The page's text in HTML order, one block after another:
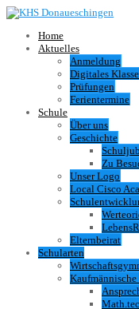
Home
Aktuelles
Anmeldung
Digitales
Prüfungen
Ferientermine
Schule
Über uns
Geschichte
Zu
Unser Logo
Local Cisco
Elternbeirat
Schularten